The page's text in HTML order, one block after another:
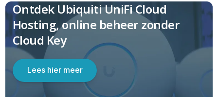
Ontdek Ubiquiti UniFi Cloud
Hosting, online beheer zonder
Cloud Key
Lees hier meer